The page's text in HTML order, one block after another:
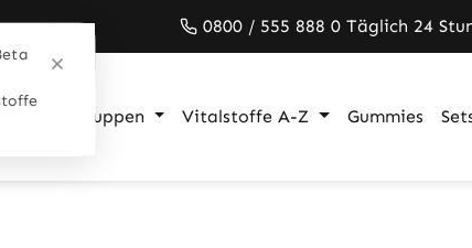
0800 / 555 888 0 Täglich 24
Personengruppen Vitalstoffe A-Z Gummies